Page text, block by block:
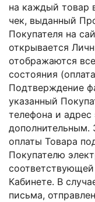
на каждый товар
чек, выданный
Покупателя на
открывается
отображаются
состояния
Подтверждение
указанный
телефона и адрес
дополнительным.
оплаты Товара
Покупателю
Кабинете. В
письма,